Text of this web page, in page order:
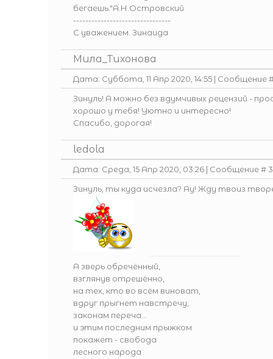
бегаешь."А.Н.Островский
--------------------------------
С уважением. Зинаида
Мила_Тихонова
Дата: Суббота, 11 Апр 2020, 14:55 | Сообщение
Зинуль! А можно без вдумчивых рецензий -
хорошо у тебя! Уютно и интересно!
Спасибо, дорогая!
ledola
Дата: Среда, 15 Апр 2020, 03:26 | Сообщение #
Зинуль, ты куда исчезла? Ау! Жду твоиз
А зверь обречённый,
взглянув отрешённо,
на тех, кто во всём виноват,
вдруг прыгнет навстречу,
законам переча...
и этим последним прыжком
покажет - свобода
лесного народа